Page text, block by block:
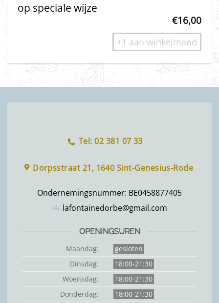
op speciale wijze
€16,00
+1 aan winkelmand
Tel: 02 381 07 33
Dorpsstraat 21, 1640 Sint-Genesius-Rode
Ondernemingsnummer: BE0458877405
lafontainedorbe@gmail.com
OPENINGSUREN
Maandag:
gesloten
Dinsdag:
18:00-21:30
Woensdag:
18:00-21:30
Donderdag:
18:00-21:30